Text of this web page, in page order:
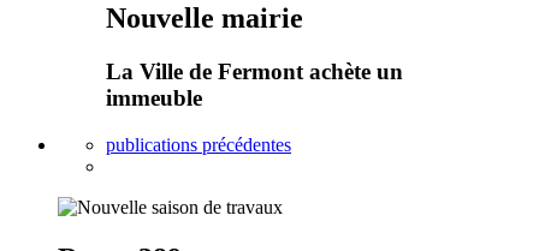
Nouvelle mairie
La Ville de Fermont achète un
immeuble
publications précédentes